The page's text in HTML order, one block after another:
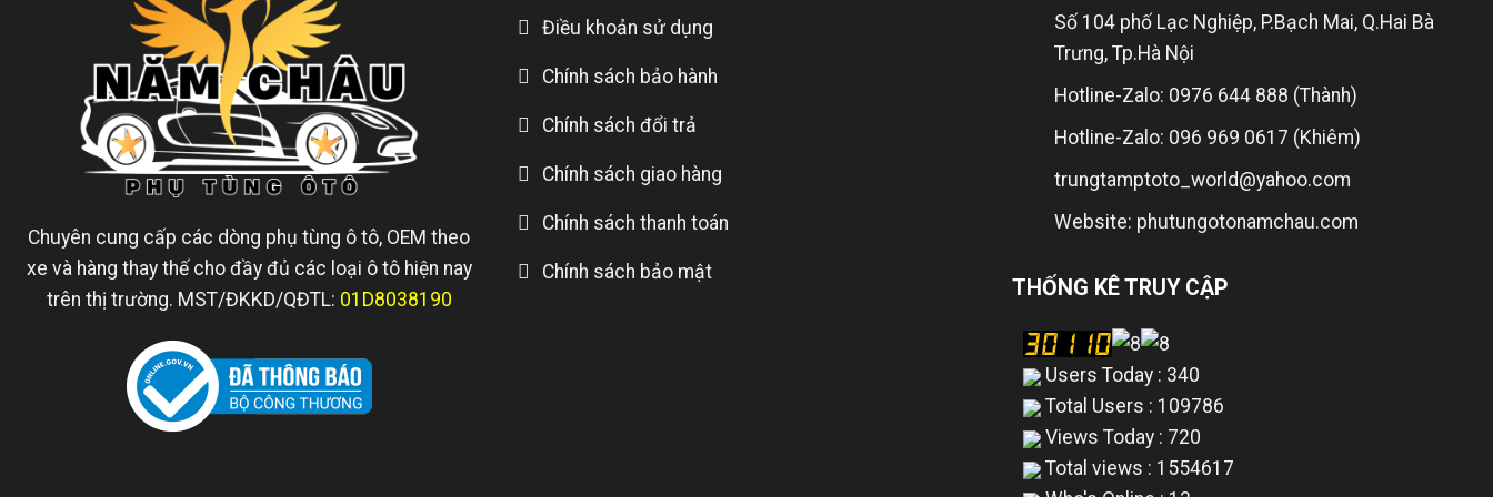
Chuyên cung cấp các dòng phụ tùng ô tô, OEM theo
xe và hàng thay thế cho đầy đủ các loại ô tô hiện nay
trên thị trường. MST/ĐKKD/QĐTL: 01D8038190
Điều khoản sử dụng
Chính sách bảo hành
Chính sách đổi trả
Chính sách giao hàng
Chính sách thanh toán
Chính sách bảo mật
Số 104 phố Lạc Nghiệp, P.Bạch Mai, Q.Hai Bà
Trưng, Tp.Hà Nội
Hotline-Zalo: 0976 644 888 (Thành)
Hotline-Zalo: 096 969 0617 (Khiêm)
trungtamptoto_world@yahoo.com
Website: phutungotonamchau.com
THỐNG KÊ TRUY CẬP
Users Today : 340
Total Users : 109786
Views Today : 720
Total views : 1554617